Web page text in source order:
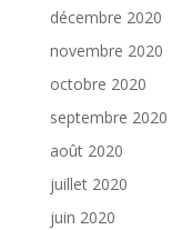
décembre 2020
novembre 2020
octobre 2020
septembre 2020
août 2020
juillet 2020
juin 2020